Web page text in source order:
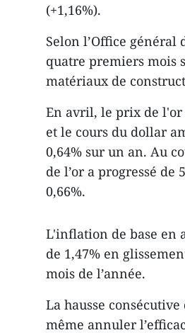
(+1,16%).
Selon l’Office général
quatre premiers mois
matériaux de
En avril, le prix de l'or
et le cours du dollar
0,64% sur un an. Au
de l’or a progressé
0,66%.
L'inflation de base en
de 1,47% en
mois de l’année.
La hausse
même annuler